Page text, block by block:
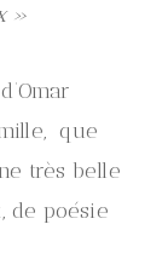
»
que
très belle
de poésie